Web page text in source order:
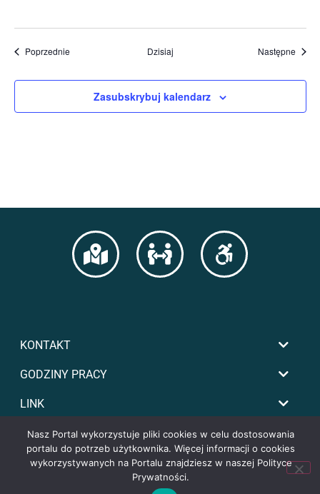
PoprzednieWydarzenia Dzisiaj Następne
Zasubskrybuj kalendarz
KONTAKT
GODZINY PRACY
LINK
Nasz Portal wykorzystuje pliki cookies w celu dostosowania
portalu do potrzeb użytkownika. Więcej informacji o cookies
wykorzystywanych na Portalu znajdziesz w naszej Polityce
Prywatności.